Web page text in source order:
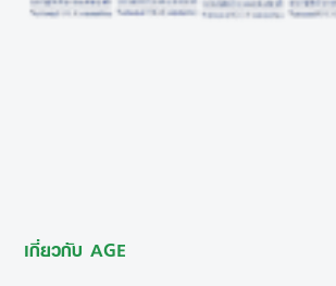
เกี่ยวกับ AGE